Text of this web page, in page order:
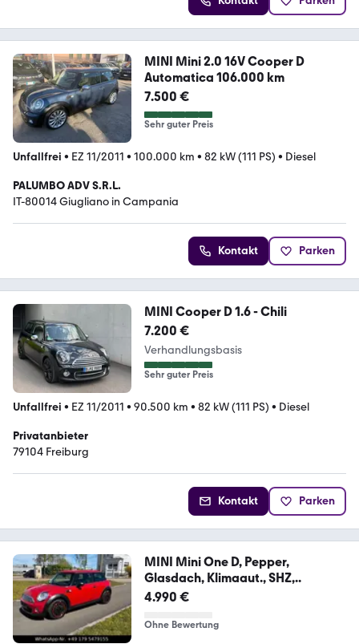
MINI Mini 2.0 16V Cooper D
Automatica 106.000 km
7.500 €
Sehr guter Preis
Unfallfrei • EZ 11/2011 • 100.000 km • 82 kW (111 PS) • Diesel
PALUMBO ADV S.R.L.
IT-80014 Giugliano in Campania
Kontakt Parken
MINI Cooper D 1.6 - Chili
7.200 €
Verhandlungsbasis
Sehr guter Preis
Unfallfrei • EZ 11/2011 • 90.500 km • 82 kW (111 PS) • Diesel
Privatanbieter
79104 Freiburg
Kontakt Parken
MINI Mini One D, Pepper,
Glasdach, Klimaaut., SHZ,..
4.990 €
Ohne Bewertung